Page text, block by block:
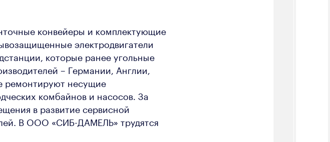
конвейеры и комплектующие
электродвигатели
которые ранее угольные
– Германии, Англии,
ремонтируют несущие
комбайнов и насосов. За
в развитие сервисной
В ООО «СИБ-ДАМЕЛЬ» трудятся